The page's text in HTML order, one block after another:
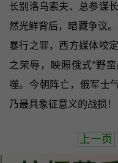
长别洛乌索夫、总参谋
然光鲜背后，暗藏争议
暴行之罪，西方媒体咬
之荣辱，映照俄式“野
噬。今朝阵亡，俄军士
乃最具象征意义的战损！
上一页